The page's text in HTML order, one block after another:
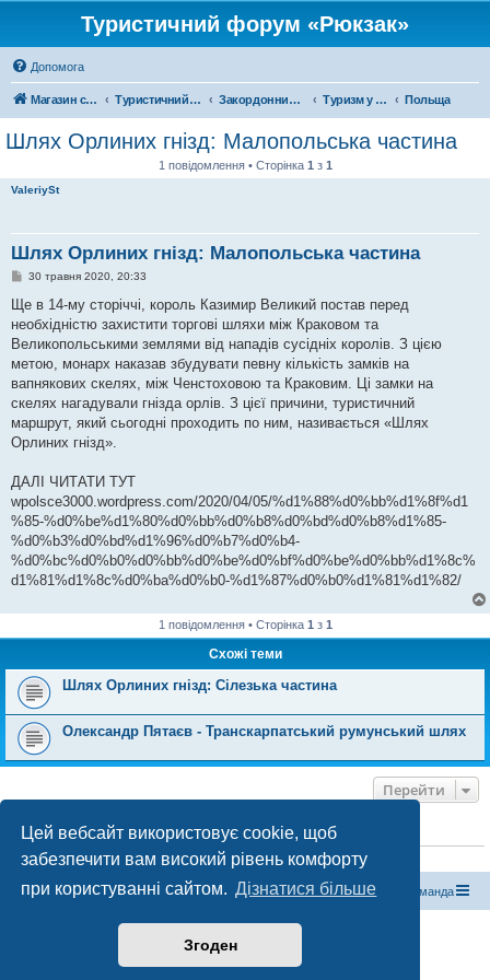
Цей вебсайт використовує cookie, щоб
забезпечити вам високий рівень комфорту
при користуванні сайтом. Дізнатися більше
Згоден
Туристичний форум «Рюкзак»
Допомога
Магазин спорядження Туристичний форум «Рюкзак» Закордонний туризм Туризм у Європі Польща
Шлях Орлиних гнізд: Малопольська частина
1 повідомлення • Сторінка 1 з 1
ValeriySt
Шлях Орлиних гнізд: Малопольська частина
П
в
і
д
о
л
е
н
я
30 травня 2020, 20:33
Ще в 14-му сторіччі, король Казимир Великий постав перед
необхідністю захистити торгові шляхи між Краковом та
Великопольськими землями від нападів сусідніх королів. З цією
метою, монарх наказав збудувати певну кількість замків на
вапнякових скелях, між Ченстоховою та Краковим. Ці замки на
скелях нагадували гнізда орлів. З цієї причини, туристичний
маршрут, який сьогодні проходить по ним, називається «Шлях
Орлиних гнізд».
ДАЛІ ЧИТАТИ ТУТ
wpolsce3000.wordpress.com/2020/04/05/%d1%88%d0%bb%d1%8f%d1
%85-%d0%be%d1%80%d0%bb%d0%b8%d0%bd%d0%b8%d1%85-
%d0%b3%d0%bd%d1%96%d0%b7%d0%b4-
%d0%bc%d0%b0%d0%bb%d0%be%d0%bf%d0%be%d0%bb%d1%8c%
d1%81%d1%8c%d0%ba%d0%b0-%d1%87%d0%b0%d1%81%d1%82/
1 повідомлення • Сторінка 1 з 1
Схожі теми
Шлях Орлиних гнізд: Сілезька частина
Олександр Пятаєв - Транскарпатський румунський шлях
Перейти
ХТО ЗАРАЗ ОНЛАЙН
Зараз переглядають цей форум:ClaudeBot [бот ШІ]і 0 гостей
Магазин спорядження Туристичний форум «Рюкзак» Команда
Працює на phpBB® Forum Software © phpBB Limited
Конфіденційність